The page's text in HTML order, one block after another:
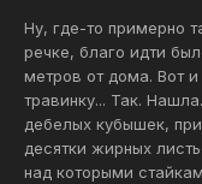
Ну, где-то примерно
речке, благо идти
метров от дома. Вот
травинку... Так.
дебелых кубышек,
десятки жирных
над которыми